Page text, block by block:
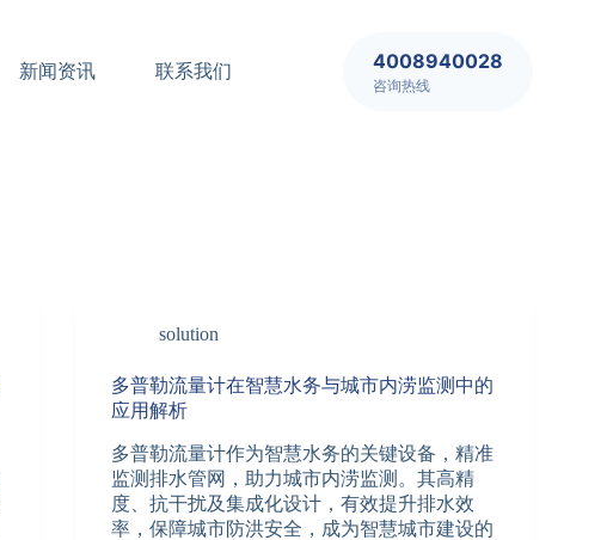
新闻资讯 联系我们 4008940028
咨询热线
solution
多普勒流量计在智慧水务与城市内涝监测中的
应用解析
多普勒流量计作为智慧水务的关键设备，精准
监测排水管网，助力城市内涝监测。其高精
度、抗干扰及集成化设计，有效提升排水效
率，保障城市防洪安全，成为智慧城市建设的